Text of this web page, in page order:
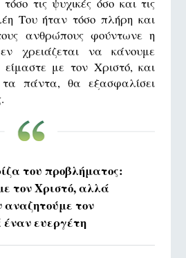
Του ήταν τόσο πλήρη και
ανθρώπους φούντωνε η
χρειάζεται να κάνουμε
με τον Χριστό, και
πάντα, θα εξασφαλίσει
του προβλήματος:
τον Χριστό, αλλά
αναζητούμε τον
ευεργέτη